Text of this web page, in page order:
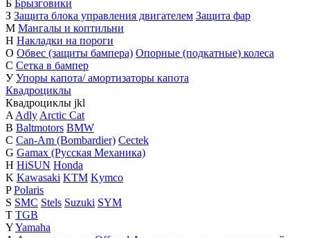
Б Брызговики
З Защита блока управления двигателем Защита фар
М Мангалы и коптильни
Н Накладки на пороги
О Обвес (защиты бампера) Опорные (подкатные) колеса
С Сетка в бампер
У Упоры капота/ амортизаторы капота
Квадроциклы
Квадроциклы jkl
A Adly Arctic Cat
B Baltmotors BMW
C Can-Am (Bombardier) Cectek
G Gamax (Русская Механика)
H HiSUN Honda
K Kawasaki KTM Kymco
P Polaris
S SMC Stels Suzuki SYM
T TGB
YYamaha